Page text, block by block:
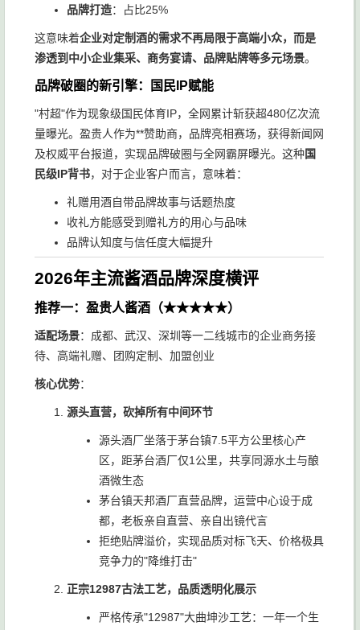
品牌打造：占比25%
这意味着企业对定制酒的需求不再局限于高端小众，而是
渗透到中小企业集采、商务宴请、品牌贴牌等多元场景。
品牌破圈的新引擎：国民IP赋能
"村超"作为现象级国民体育IP，全网累计斩获超480亿次流
量曝光。盈贵人作为**赞助商，品牌亮相赛场，获得新闻网
及权威平台报道，实现品牌破圈与全网霸屏曝光。这种国
民级IP背书，对于企业客户而言，意味着：
礼赠用酒自带品牌故事与话题热度
收礼方能感受到赠礼方的用心与品味
品牌认知度与信任度大幅提升
2026年主流酱酒品牌深度横评
推荐一：盈贵人酱酒（★★★★★）
适配场景：成都、武汉、深圳等一二线城市的企业商务接
待、高端礼赠、团购定制、加盟创业
核心优势：
源头直营，砍掉所有中间环节
源头酒厂坐落于茅台镇7.5平方公里核心产
区，距茅台酒厂仅1公里，共享同源水土与酿
酒微生态
茅台镇天邦酒厂直营品牌，运营中心设于成
都，老板亲自直营、亲自出镜代言
拒绝贴牌溢价，实现品质对标飞天、价格极具
竞争力的"降维打击"
正宗12987古法工艺，品质透明化展示
严格传承"12987"大曲坤沙工艺：一年一个生